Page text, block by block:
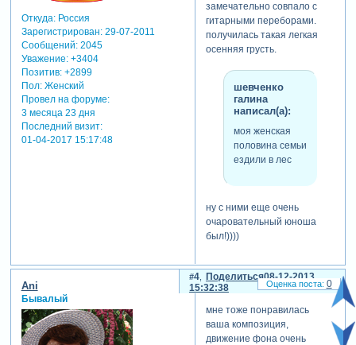
Откуда:Россия
Зарегистрирован: 29-07-2011
Сообщений:2045
Уважение: +3404
Позитив: +2899
Пол:Женский
Провел на форуме:
3 месяца 23 дня
Последний визит:
01-04-2017 15:17:48
замечательно совпало с
гитарными переборами.
получилась такая легкая
осенняя грусть.
шевченко
галина
написал(а):
моя женская
половина семьи
ездили в лес
ну с ними еще очень
очаровательный юноша
был!))))
Поделиться
4
08-12-2013
15:32:38
Ani
Бывалый
мне тоже понравилась
ваша композиция,
движение фона очень
0